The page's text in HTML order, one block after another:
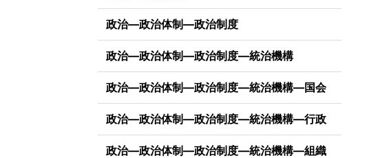
政治―政治体制―政治制度
政治―政治体制―政治制度―統治機構
政治―政治体制―政治制度―統治機構―国会
政治―政治体制―政治制度―統治機構―行政
政治―政治体制―政治制度―統治機構―組織